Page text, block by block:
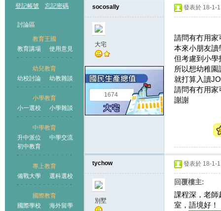
登記帳號 忘記密碼
討論區
教育王國
教育講場
使用意見
幼兒教育
幼校討論
幼教雜談
小學教育
小一選校
小學雜談
中學教育
升中派位
中學交流
初中教育
專上教育
備戰大學
選科選校
國際教育
國際學校
海外留學
王國
socosally
大宅
1674
發表於 18-1-
請問有冇用家
本來小朋友讀
但考慮到小學
所以想幼稚園
就打算入讀
請問有冇用家
謝謝
tychow
別墅
發表於 18-1-
回覆樓主:
課程深，老師
室，語境好！